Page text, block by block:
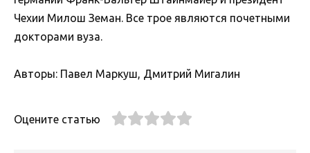
Чехии Милош Земан. Все трое являются почетными
докторами вуза.
Авторы: Павел Маркуш, Дмитрий Мигалин
Оцените статью